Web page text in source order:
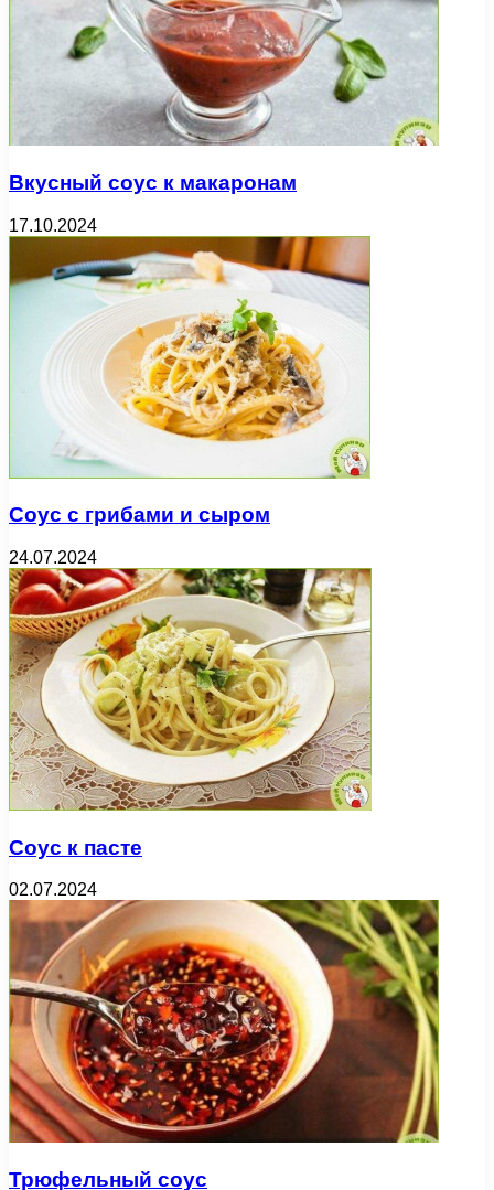
Вкусный соус к макаронам
17.10.2024
Соус с грибами и сыром
24.07.2024
Соус к пасте
02.07.2024
Трюфельный соус